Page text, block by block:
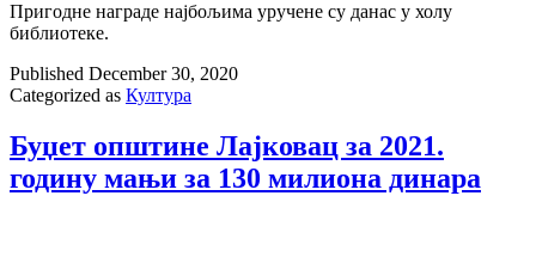
Пригодне награде најбољима уручене су данас у холу
библиотеке.
Published December 30, 2020
Categorized as Култура
Буџет општине Лајковац за 2021.
годину мањи за 130 милиона динара